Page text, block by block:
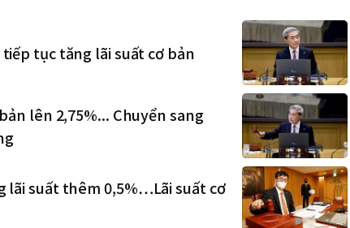
tục tăng lãi suất cơ bản
lên 2,75%... Chuyển sang
lãi suất thêm 0,5%…Lãi suất cơ